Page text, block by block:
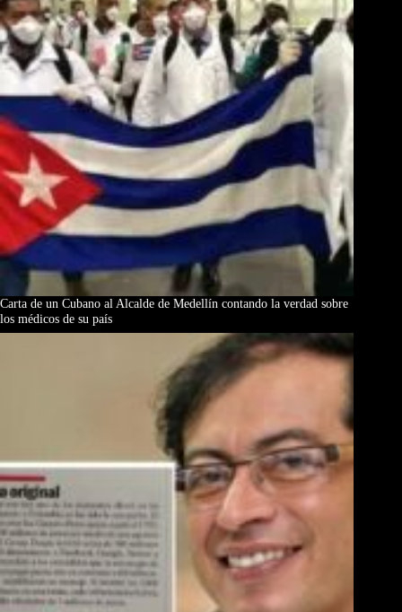
Carta de un Cubano al Alcalde de Medellín contando la verdad sobre
los médicos de su país